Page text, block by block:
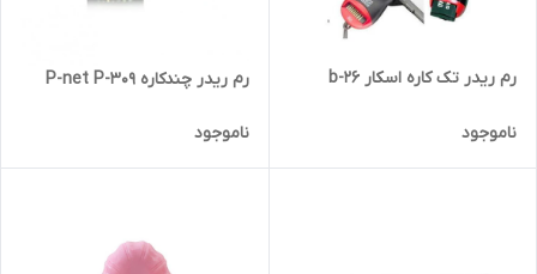
رم ریدر تک کاره اسکار b-26
ناموجود
رم ریدر چندکاره P-net P-309
ناموجود